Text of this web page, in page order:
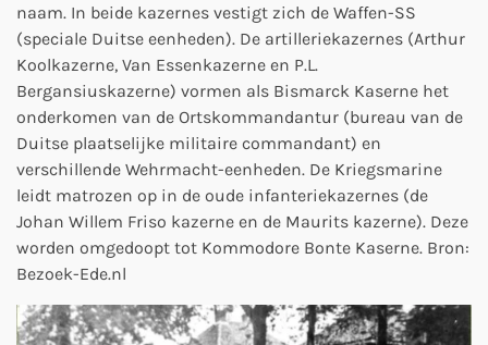
naam. In beide kazernes vestigt zich de Waffen-SS
(speciale Duitse eenheden). De artilleriekazernes (Arthur
Koolkazerne, Van Essenkazerne en P.L.
Bergansiuskazerne) vormen als Bismarck Kaserne het
onderkomen van de Ortskommandantur (bureau van de
Duitse plaatselijke militaire commandant) en
verschillende Wehrmacht-eenheden. De Kriegsmarine
leidt matrozen op in de oude infanteriekazernes (de
Johan Willem Friso kazerne en de Maurits kazerne). Deze
worden omgedoopt tot Kommodore Bonte Kaserne. Bron:
Bezoek-Ede.nl